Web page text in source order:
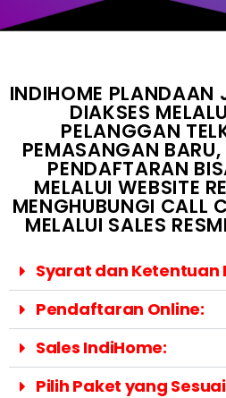
INDIHOME
DIAKSES
PELANGGAN
PEMASANGAN
PENDAFTARAN
MELALUI WEBSITE
MENGHUBUNGI CALL
MELALUI SALES
Syarat dan Ketentuan
Pendaftaran Online:
Sales IndiHome:
Pilih Paket yang